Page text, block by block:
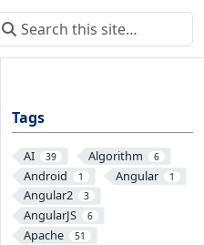
Tags
AI 39 Algorithm 6
Android 1 Angular 1
Angular2 3
AngularJS 6
Apache 51